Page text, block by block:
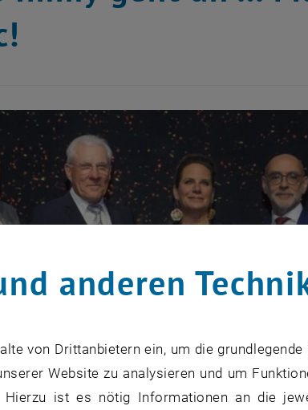
anderen
von Drittanbietern ein, um die
Website zu analysieren und um
ist es nötig Informationen an die